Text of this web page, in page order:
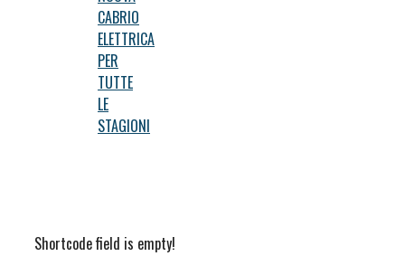
CABRIO
ELETTRICA
PER
TUTTE
LE
STAGIONI
Shortcode field is empty!